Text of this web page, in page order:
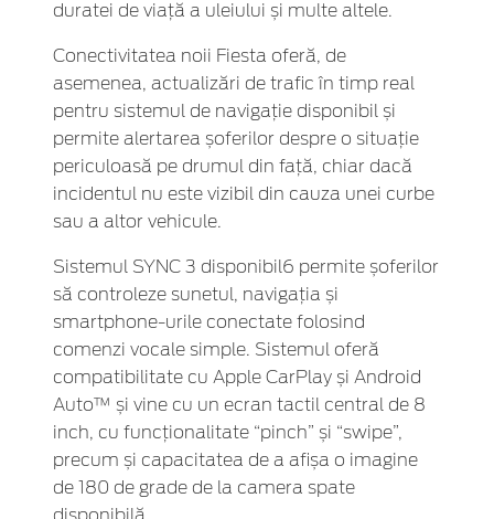
duratei de viață a uleiului și multe altele.
Conectivitatea noii Fiesta oferă, de
asemenea, actualizări de trafic în timp real
pentru sistemul de navigație disponibil și
permite alertarea șoferilor despre o situație
periculoasă pe drumul din față, chiar dacă
incidentul nu este vizibil din cauza unei curbe
sau a altor vehicule.
Sistemul SYNC 3 disponibil6 permite șoferilor
să controleze sunetul, navigația și
smartphone-urile conectate folosind
comenzi vocale simple. Sistemul oferă
compatibilitate cu Apple CarPlay și Android
Auto™ și vine cu un ecran tactil central de 8
inch, cu funcționalitate “pinch” și “swipe”,
precum și capacitatea de a afișa o imagine
de 180 de grade de la camera spate
disponibilă.